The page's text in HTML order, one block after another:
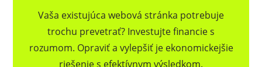
Vaša existujúca webová stránka potrebuje
trochu prevetrať? Investujte financie s
rozumom. Opraviť a vylepšiť je ekonomickejšie
riešenie s efektívnym výsledkom.